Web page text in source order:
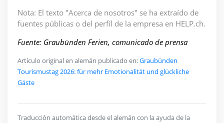
Nota: El texto "Acerca de nosotros" se ha extraído de
fuentes públicas o del perfil de la empresa en HELP.ch.
Fuente: Graubünden Ferien, comunicado de prensa
Artículo original en alemán publicado en:Graubünden
Tourismustag 2026: für mehr Emotionalität und glückliche
Gäste
Traducción automática desde el alemán con la ayuda de la